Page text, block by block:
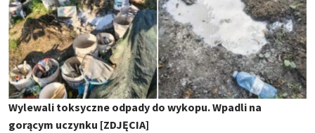
Wylewali toksyczne odpady do wykopu. Wpadli na
gorącym uczynku [ZDJĘCIA]